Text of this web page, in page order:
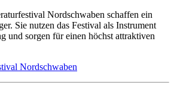
Nordschwaben schaffen ein
Sie nutzen das Festival als Instrument
und sorgen für einen höchst attraktiven
Nordschwaben